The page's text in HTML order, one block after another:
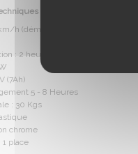
Invencible
h (démarrage progressif)
: 2 heures (en fonction du poids
(7Ah)
5 - 8 Heures
: 30 Kgs
chrome
place